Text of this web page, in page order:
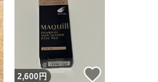
いいね！
2,600円